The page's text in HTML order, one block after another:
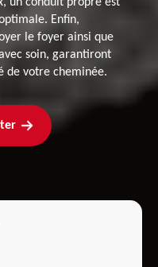
Enfin,
le foyer ainsi que
soin, garantiront
de votre cheminée.